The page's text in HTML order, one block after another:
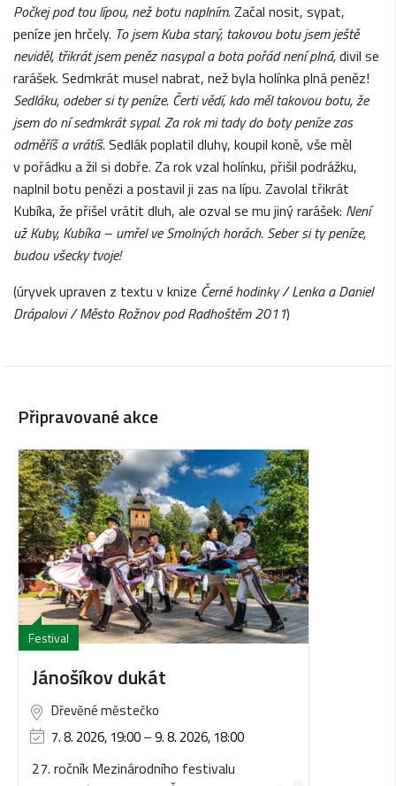
Počkej pod tou lípou, než botu naplním. Začal nosit, sypat,
peníze jen hrčely. To jsem Kuba starý, takovou botu jsem ještě
neviděl, třikrát jsem peněz nasypal a bota pořád není plná,divil se
rarášek. Sedmkrát musel nabrat, než byla holínka plná peněz!
Sedláku, odeber si ty peníze. Čerti vědí, kdo měl takovou botu, že
jsem do ní sedmkrát sypal.Za rok mi tady do boty peníze zas
odměříš a vrátíš.Sedlák poplatil dluhy, koupil koně, vše měl
v pořádku a žil si dobře. Za rok vzal holínku, přišil podrážku,
naplnil botu penězi a postavil ji zas na lípu. Zavolal třikrát
Kubíka, že přišel vrátit dluh, ale ozval se mu jiný rarášek: Není
už Kuby, Kubíka – umřel ve Smolných horách. Seber si ty peníze,
budou všecky tvoje!
(úryvek upraven z textu v knize Černé hodinky / Lenka a Daniel
Drápalovi / Město Rožnov pod Radhoštěm 2011)
Připravované akce
Festival
Jánošíkov dukát
Dřevěné městečko
7. 8. 2026, 19:00–9. 8. 2026, 18:00
27. ročník Mezinárodního festivalu